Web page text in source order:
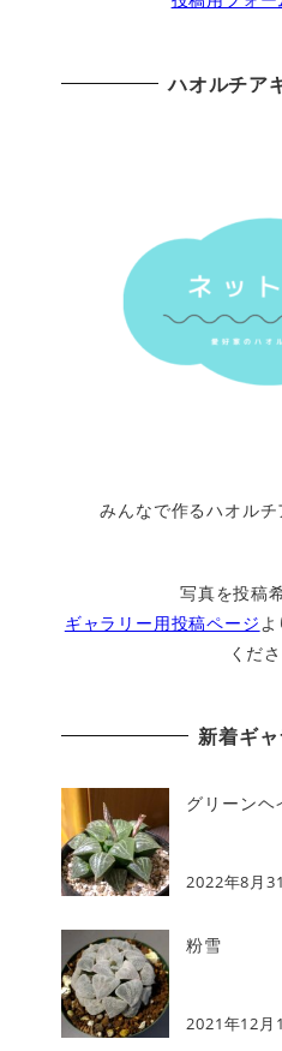
ハオルチア
みんなで作るハオルチ
写真を投稿
ギャラリー用投稿ページ
くだ
新着ギ
グリーンヘ
2022年8月
粉雪
2021年12月